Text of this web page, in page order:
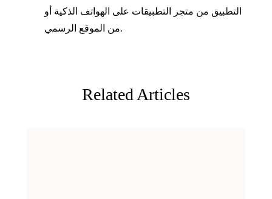
التطبيق من متجر التطبيقات على الهواتف الذكية أو
من الموقع الرسمي.
Related Articles